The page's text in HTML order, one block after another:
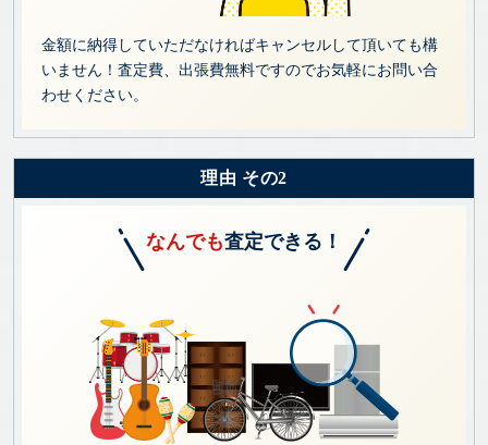
金額に納得していただなければキャンセルして頂いても構
いません！査定費、出張費無料ですのでお気軽にお問い合
わせください。
理由 その2
なんでも査定できる！